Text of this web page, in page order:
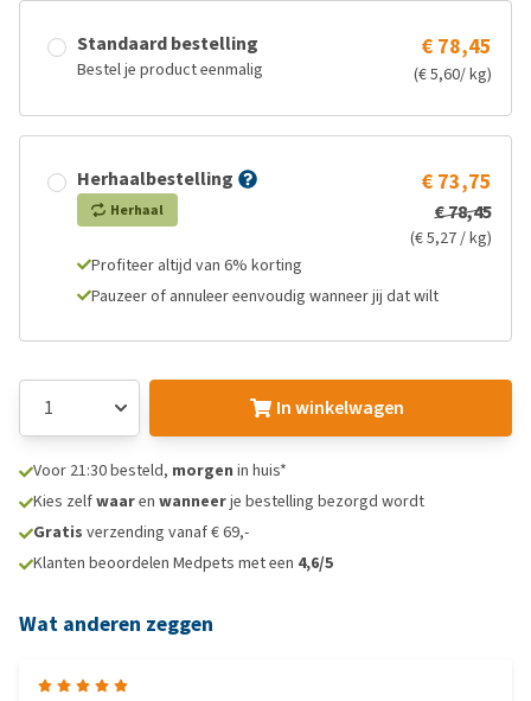
Standaard bestelling
Bestel je product eenmalig
€ 78,45
(€ 5,60/ kg)
Herhaalbestelling
Herhaal
€ 73,75
€ 78,45
(€ 5,27 / kg)
Profiteer altijd van 6% korting
Pauzeer of annuleer eenvoudig wanneer jij dat wilt
In winkelwagen
Voor 21:30 besteld, morgen in huis*
Kies zelfwaaren wanneerje bestelling bezorgd wordt
Gratis verzending vanaf € 69,-
Klanten beoordelen Medpets met een 4,6/5
Wat anderen zeggen